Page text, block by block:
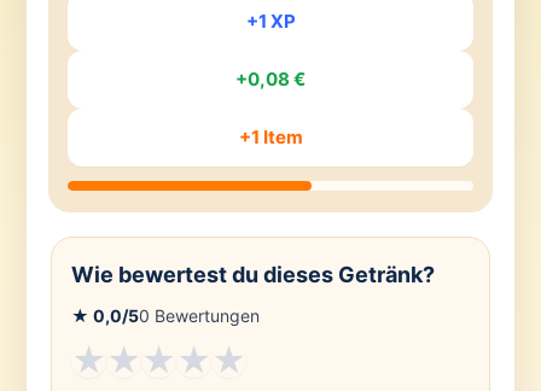
+1 XP
+0,08 €
+1 Item
Wie bewertest du dieses Getränk?
★ 0,0/50 Bewertungen
★★★★★